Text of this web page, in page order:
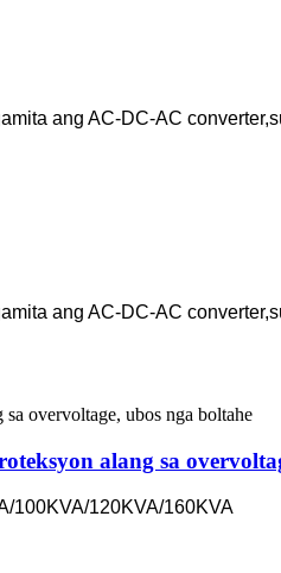
ang AC-DC-AC
ang AC-DC-AC
alang sa
100KVA/120KVA/160KVA